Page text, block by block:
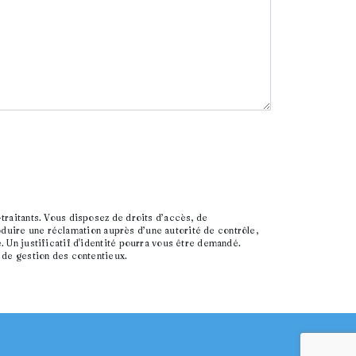
Vous disposez de droits d’accès, de
une réclamation auprès d’une autorité de contrôle,
Un justificatif d'identité pourra vous être demandé.
gestion des contentieux.